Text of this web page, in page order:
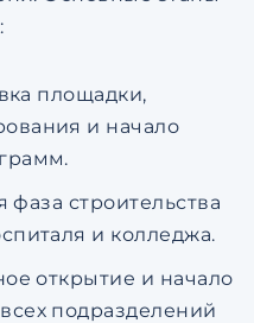
площадки,
и начало
фаза строительства
и колледжа.
открытие и начало
подразделений